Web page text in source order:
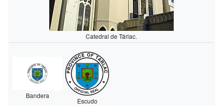
Catedral de Tárlac.
Bandera
Escudo